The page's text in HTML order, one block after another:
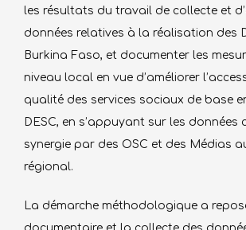
les résultats du travail de collecte et
données relatives à la réalisation des
Burkina Faso, et documenter les
niveau local en vue d’améliorer
qualité des services sociaux de base
DESC, en s’appuyant sur les données
synergie par des OSC et des Médias
régional.
La démarche méthodologique a